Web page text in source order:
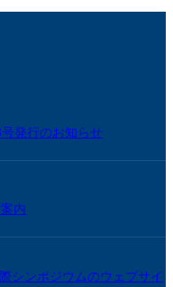
発行のお知らせ
内
シンポジウムのウェブサイ